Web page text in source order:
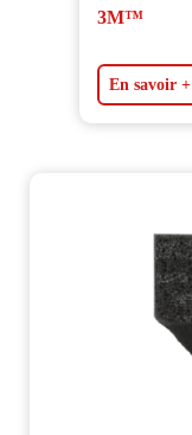
3M™
En savoir +